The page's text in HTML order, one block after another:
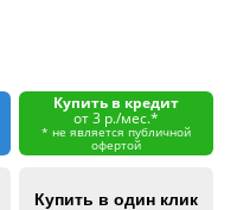
Купить в кредит
от 3 р./мес.*
* не является публичной
офертой
Купить в один клик